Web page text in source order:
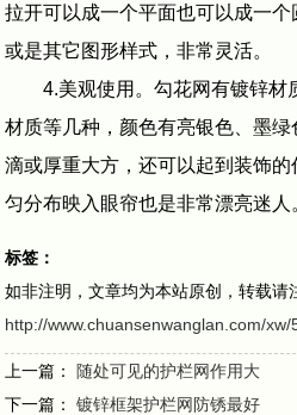
拉开可以成一个平面也可以成一
或是其它图形样式，非常灵活。
4.美观使用。勾花网有镀锌材
材质等几种，颜色有亮银色、墨
滴或厚重大方，还可以起到装饰
匀分布映入眼帘也是非常漂亮迷人
标签：
如非注明，文章均为本站原创，转载请
http://www.chuansenwanglan.com/xw/
上一篇： 随处可见的护栏网作用大
下一篇：镀锌框架护栏网防锈最好